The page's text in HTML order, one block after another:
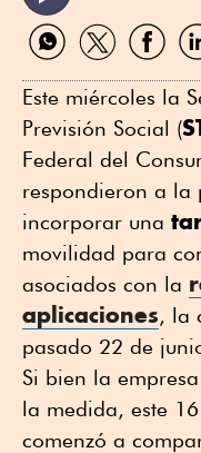
Compartir
por
Compartir
por
Compartir
por
por
Este miércoles la
Previsión Social (
Federal del
respondieron a la
incorporar una
movilidad para
asociados con la
aplicaciones, la
pasado 22 de
Si bien la
la medida, este
comenzó a